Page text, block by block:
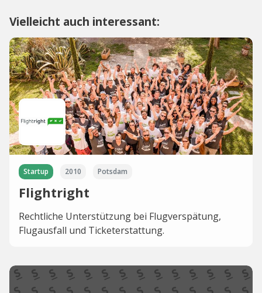
Vielleicht auch interessant:
Startup 2010 Potsdam
Flightright
Rechtliche Unterstützung bei Flugverspätung,
Flugausfall und Ticketerstattung.